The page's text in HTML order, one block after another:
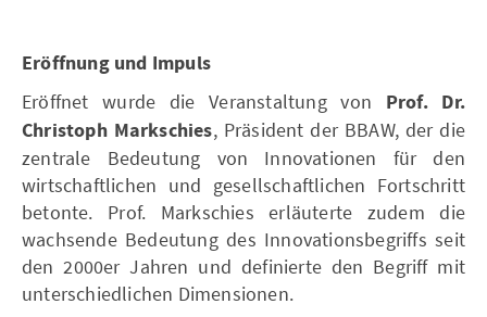
Eröffnung und Impuls
Eröffnet wurde die Veranstaltung von Prof. Dr.
Christoph Markschies, Präsident der BBAW, der die
zentrale Bedeutung von Innovationen für den
wirtschaftlichen und gesellschaftlichen Fortschritt
betonte. Prof. Markschies erläuterte zudem die
wachsende Bedeutung des Innovationsbegriffs seit
den 2000er Jahren und definierte den Begriff mit
unterschiedlichen Dimensionen.